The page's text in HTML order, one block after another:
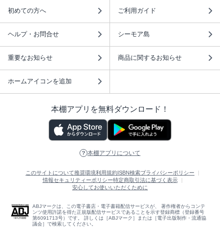
初めての方へ ご利用ガイド
ヘルプ・お問合せ シーモア島
重要なお知らせ 商品に関するお知らせ
ホームアイコンを追加
本棚アプリを無料ダウンロード！
本棚アプリについて
このサイトについて推奨環境利用規約 ISBN検索プライバシーポリシー
情報セキュリティーポリシー特定商取引法に基づく表示
安心してお使いいただくために
ABJマークは、この電子書店・電子書籍配信サービスが、 著作権者からコンテ
ンツ使用許諾を得た正規版配信サービスであることを示す登録商標（登録番号
第6091713号）です。 詳しくは［ABJマーク］または［電子出版制作・流通協
議会］で検索してください。